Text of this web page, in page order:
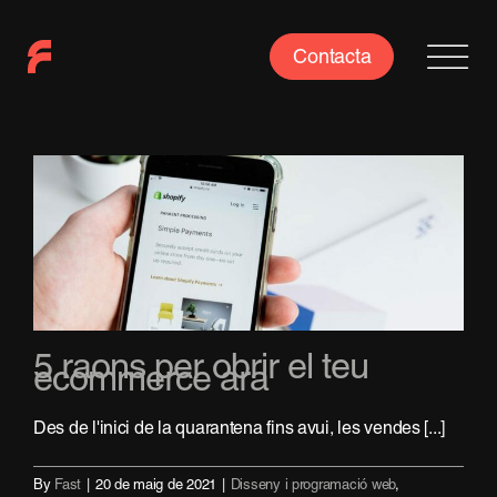
content
Contacta
5 raons per obrir el teu
ecommerce ara
Des de l'inici de la quarantena fins avui, les vendes [...]
By Fast 20 de maig de 2021 Disseny i programació web,